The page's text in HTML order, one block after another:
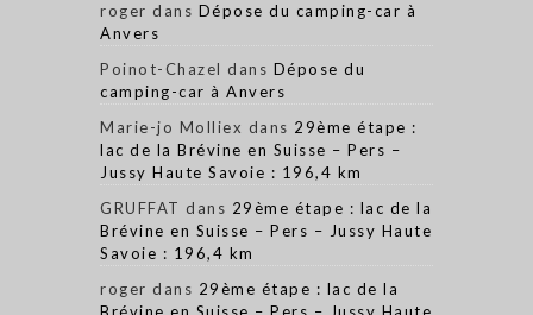
roger dans Dépose du camping-car à
Anvers
Poinot-Chazel dans Dépose du
camping-car à Anvers
Marie-jo Molliex dans 29ème étape :
lac de la Brévine en Suisse – Pers –
Jussy Haute Savoie : 196,4 km
GRUFFAT dans 29ème étape : lac de la
Brévine en Suisse – Pers – Jussy Haute
Savoie : 196,4 km
roger dans 29ème étape : lac de la